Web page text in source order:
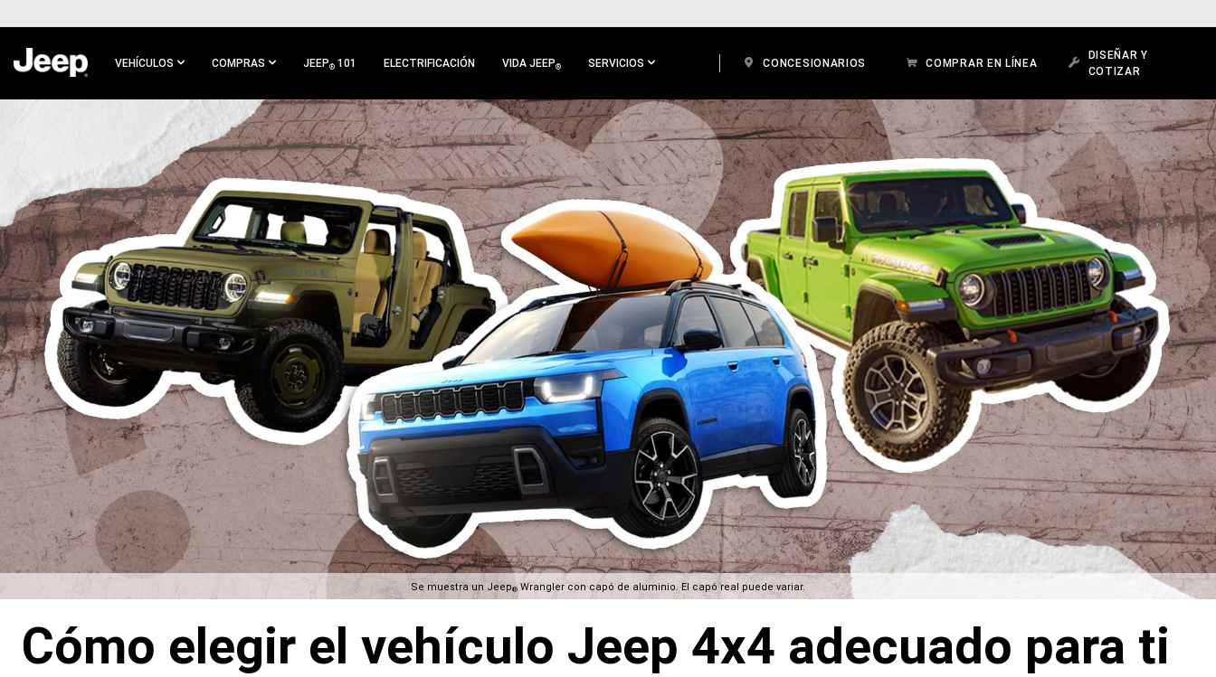
CONTENIDO
VEHÍCULOS COMPRAS JEEP® 101 ELECTRIFICACIÓN VIDA JEEP® SERVICIOS CONCESIONARIOS COMPRAR EN LÍNEA
DISEÑAR Y
COTIZAR
Se muestra un Jeep®Wrangler con capó de aluminio. El capó real puede variar.
Cómo elegir el vehículo Jeep 4x4 adecuado para ti